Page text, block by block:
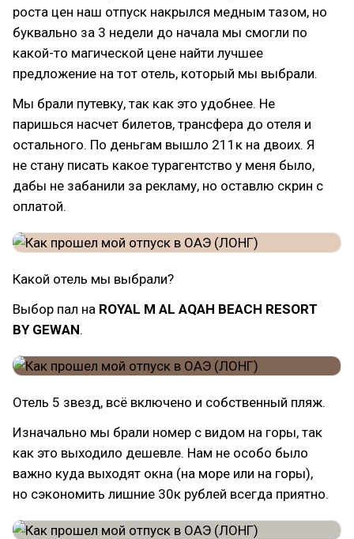
роста цен наш отпуск накрылся медным тазом, но
буквально за 3 недели до начала мы смогли по
какой-то магической цене найти лучшее
предложение на тот отель, который мы выбрали.
Мы брали путевку, так как это удобнее. Не
паришься насчет билетов, трансфера до отеля и
остального. По деньгам вышло 211к на двоих. Я
не стану писать какое турагентство у меня было,
дабы не забанили за рекламу, но оставлю скрин с
оплатой.
Какой отель мы выбрали?
Выбор пал на ROYAL M AL AQAH BEACH RESORT
BY GEWAN.
Отель 5 звезд, всё включено и собственный пляж.
Изначально мы брали номер с видом на горы, так
как это выходило дешевле. Нам не особо было
важно куда выходят окна (на море или на горы),
но сэкономить лишние 30к рублей всегда приятно.